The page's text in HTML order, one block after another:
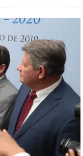
humanos desde